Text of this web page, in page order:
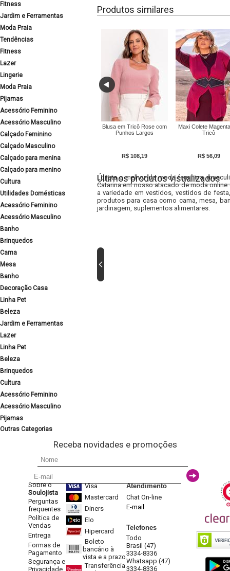
Fitness
Jardim e Ferramentas
Moda Praia
Tendências
Fitness
Lazer
Lingerie
Moda Praia
Pijamas
Acessório Feminino
Acessório Masculino
Calçado Feminino
Calçado Masculino
Calçado para menina
Calçado para menino
Cultura
Utilidades Domésticas
Acessório Feminino
Acessório Masculino
Banho
Brinquedos
Cama
Mesa
Banho
Decoração Casa
Linha Pet
Beleza
Jardim e Ferramentas
Lazer
Linha Pet
Beleza
Brinquedos
Cultura
Acessório Feminino
Acessório Masculino
Pijamas
Outras Categorias
Produtos similares
Blusa em Tricô Rose com
Punhos Largos
R$ 108,19
Maxi Colete
Tricô
R$ 56,09
Últimos produtos visualizados
Lojista o melhor da moda feminina,
Catarina em nosso atacado de moda
a variedade em vestidos, vestidos de
produtos para casa como cama, mesa,
jardinagem, suplementos alimentares.
Receba novidades e promoções
Sobre o
Soulojista
Perguntas
frequentes
Política de
Vendas
Entrega
Formas de
Pagamento
Segurança e
Privacidade
Visa
Mastercard
Diners
Elo
Hipercard
Boleto
bancário à
vista e a prazo
Transferência
Atendimento
Chat On-line
E-mail
Telefones
Todo
Brasil (47)
3334-8336
Whatsapp (47)
3334-8336